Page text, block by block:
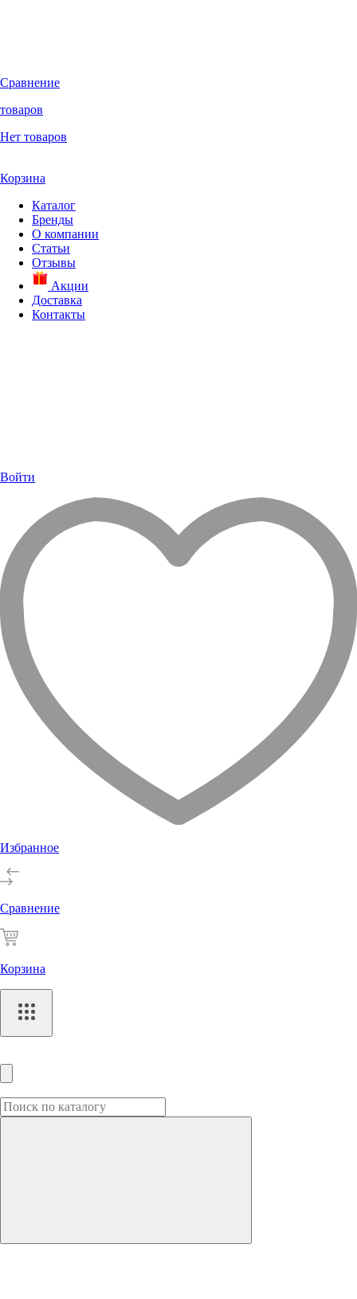
Сравнение
товаров
Нет товаров
Корзина
Каталог
Бренды
О компании
Статьи
Отзывы
Акции
Доставка
Контакты
Войти
Избранное
Сравнение
Корзина